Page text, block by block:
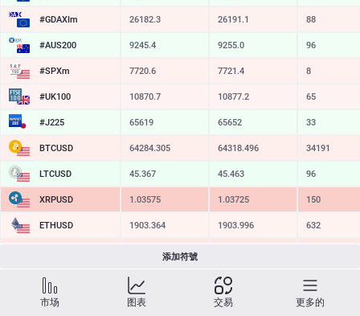
#GDAXIm 26182.3 26191.1 88
#AUS200 9245.4 9255.0 96
#SPXm 7720.6 7721.4 8
#UK100 10870.7 10877.2 65
#J225 65619 65652 33
BTCUSD 64284.305 64318.496 34191
LTCUSD 45.367 45.463 96
XRPUSD 1.03575 1.03725 150
ETHUSD 1903.364 1903.996 632
SOLUSD 72.68
TSLA 319.56 320.16 60
添加符號
市场 图表 交易 更多的